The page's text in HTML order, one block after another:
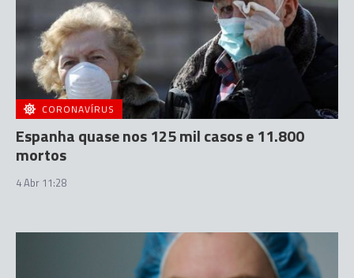
CORONAVÍRUS
Espanha quase nos 125 mil casos e 11.800
mortos
4 Abr 11:28